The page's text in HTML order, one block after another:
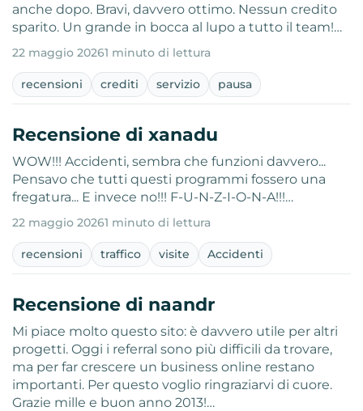
anche dopo. Bravi, davvero ottimo. Nessun credito
sparito. Un grande in bocca al lupo a tutto il team!…
22 maggio 20261 minuto di lettura
recensioni crediti servizio pausa
Recensione di xanadu
WOW!!! Accidenti, sembra che funzioni davvero...
Pensavo che tutti questi programmi fossero una
fregatura... E invece no!!! F-U-N-Z-I-O-N-A!!!…
22 maggio 20261 minuto di lettura
recensioni traffico visite Accidenti
Recensione di naandr
Mi piace molto questo sito: è davvero utile per altri
progetti. Oggi i referral sono più difficili da trovare,
ma per far crescere un business online restano
importanti. Per questo voglio ringraziarvi di cuore.
Grazie mille e buon anno 2013!…